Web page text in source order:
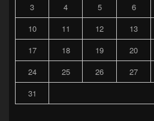
3
4 5 6
10
11 12 13
17
18 19 20
24
25 26 27
31